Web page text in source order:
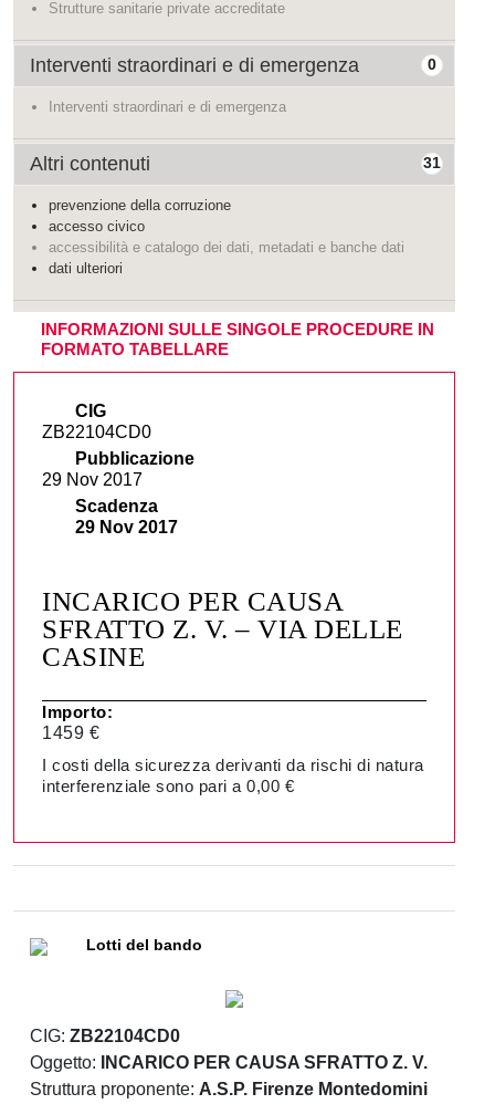
Strutture sanitarie private accreditate
0
Interventi straordinari e di emergenza
Interventi straordinari e di emergenza
31
Altri contenuti
prevenzione della corruzione
accesso civico
accessibilità e catalogo dei dati, metadati e banche dati
dati ulteriori
INFORMAZIONI SULLE SINGOLE PROCEDURE IN
FORMATO TABELLARE
CIG
ZB22104CD0
Pubblicazione
29 Nov 2017
Scadenza
29 Nov 2017
INCARICO PER CAUSA
SFRATTO Z. V. – VIA DELLE
CASINE
Importo:
1459 €
I costi della sicurezza derivanti da rischi di natura
interferenziale sono pari a 0,00 €
Lotti del bando
CIG: ZB22104CD0
Oggetto:
INCARICO PER CAUSA SFRATTO Z. V.
Struttura proponente: A.S.P. Firenze Montedomini